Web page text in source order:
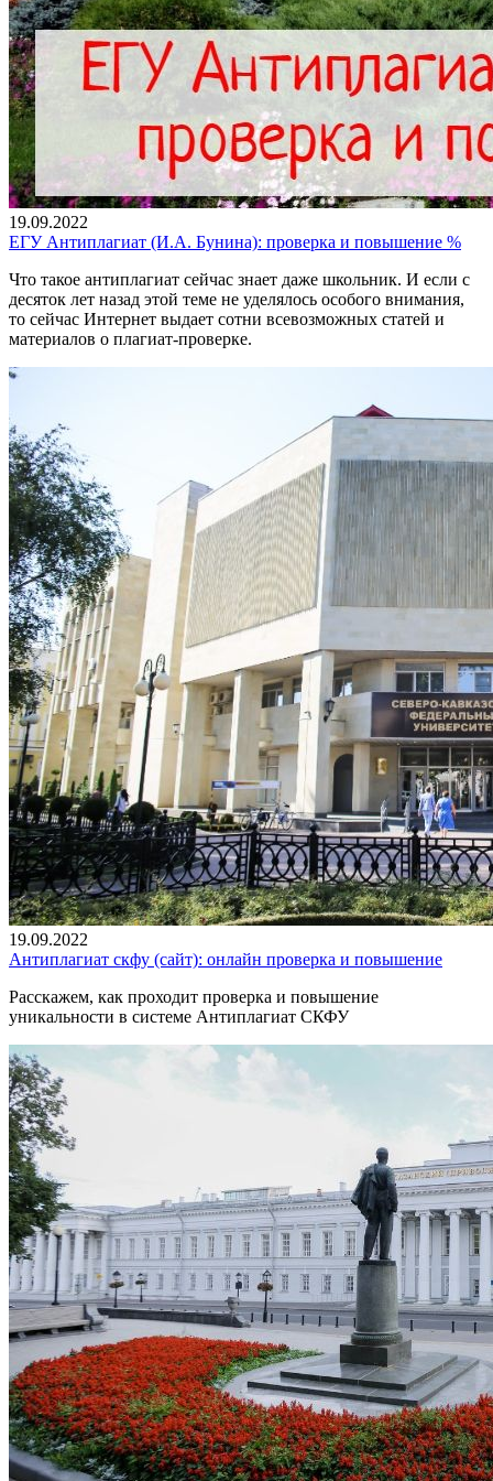
19.09.2022
ЕГУ Антиплагиат (И.А. Бунина): проверка и повышение %
Что такое антиплагиат сейчас знает даже школьник. И если с
десяток лет назад этой теме не уделялось особого внимания,
то сейчас Интернет выдает сотни всевозможных статей и
материалов о плагиат-проверке.
19.09.2022
Антиплагиат скфу (сайт): онлайн проверка и повышение
Расскажем, как проходит проверка и повышение
уникальности в системе Антиплагиат СКФУ